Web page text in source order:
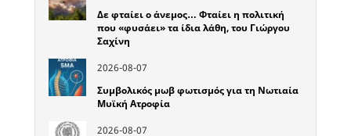
Δε φταίει ο άνεμος… Φταίει η πολιτική
που «φυσάει» τα ίδια λάθη, του Γιώργου
Σαχίνη
2026-08-07
Συμβολικός μωβ φωτισμός για τη Νωτιαία
Μυϊκή Ατροφία
2026-08-07